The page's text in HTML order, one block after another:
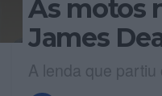
As motos
James
A lenda que partiu